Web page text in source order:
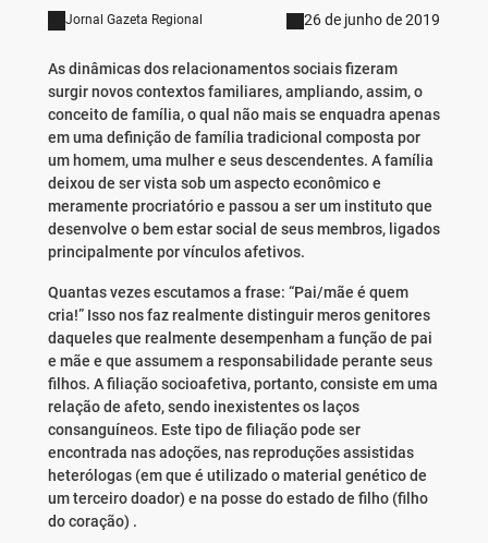
Jornal Gazeta Regional 26 de junho de 2019
As dinâmicas dos relacionamentos sociais fizeram
surgir novos contextos familiares, ampliando, assim, o
conceito de família, o qual não mais se enquadra apenas
em uma definição de família tradicional composta por
um homem, uma mulher e seus descendentes. A família
deixou de ser vista sob um aspecto econômico e
meramente procriatório e passou a ser um instituto que
desenvolve o bem estar social de seus membros, ligados
principalmente por vínculos afetivos.
Quantas vezes escutamos a frase: “Pai/mãe é quem
cria!” Isso nos faz realmente distinguir meros genitores
daqueles que realmente desempenham a função de pai
e mãe e que assumem a responsabilidade perante seus
filhos. A filiação socioafetiva, portanto, consiste em uma
relação de afeto, sendo inexistentes os laços
consanguíneos. Este tipo de filiação pode ser
encontrada nas adoções, nas reproduções assistidas
heterólogas (em que é utilizado o material genético de
um terceiro doador) e na posse do estado de filho (filho
do coração) .